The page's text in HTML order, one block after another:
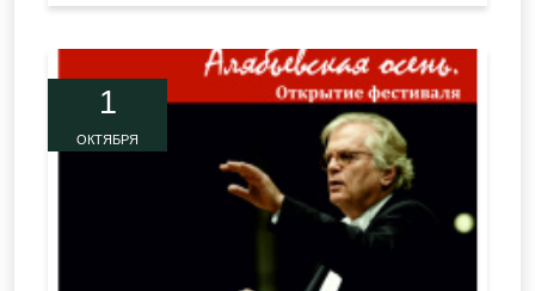
1
ОКТЯБРЯ